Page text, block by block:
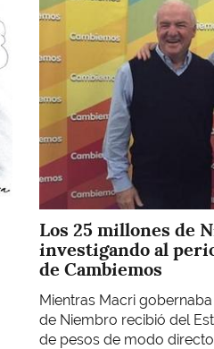
Los 25 millones de
investigando al
de Cambiemos
Mientras Macri
de Niembro recibió del
de pesos de modo directo